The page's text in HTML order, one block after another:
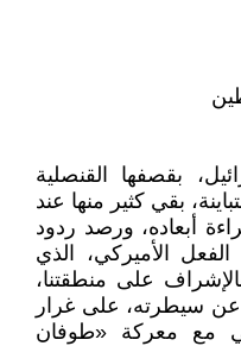
بقصفها القنصلية
بقي كثير منها عند
أبعاده، ورصد ردود
الأميركي، الذي
على منطقتنا،
سيطرته، على غرار
الماضي مع معركة «طوفان